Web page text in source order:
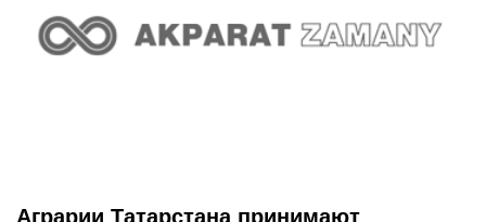
Аграрии Татарстана принимают